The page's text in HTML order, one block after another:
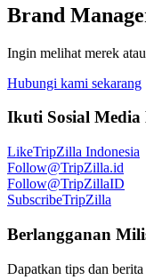
Brand
Ingin melihat merek
Hubungi kami sekarang
Ikuti Sosial Media
LikeTripZilla Indonesia
Follow@TripZilla.id
Follow@TripZillaID
SubscribeTripZilla
Berlangganan
Dapatkan tips dan